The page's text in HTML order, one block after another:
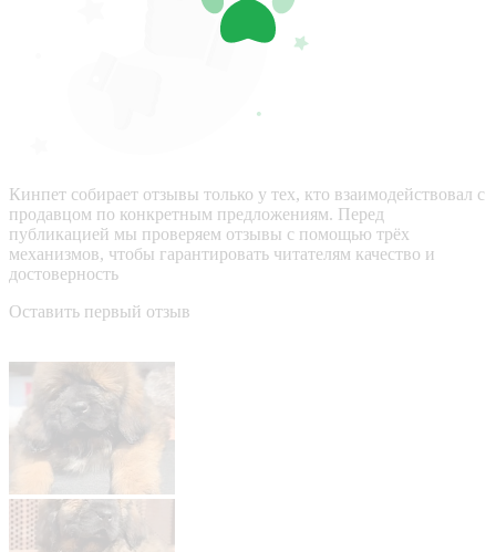
Кинпет собирает отзывы только у тех, кто взаимодействовал с
продавцом по конкретным предложениям. Перед
публикацией мы проверяем отзывы с помощью трёх
механизмов, чтобы гарантировать читателям качество и
достоверность
Оставить первый отзыв